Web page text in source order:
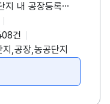
지 내 공장등록
건
지,공장,농공단지